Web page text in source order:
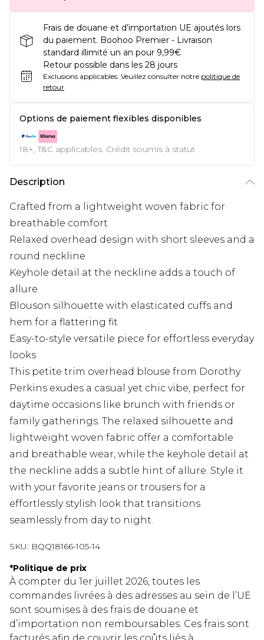
Frais de douane et d’importation UE ajoutés lors
du paiement. Boohoo Premier - Livraison
standard illimité un an pour 9,99€
Retour possible dans les 28 jours
Exclusions applicables. Veuillez consulter notre politique de
retour
Options de paiement flexibles disponibles
18+, T&C applicables. Crédit soumis à statut
Description
Crafted from a lightweight woven fabric for
breathable comfort
Relaxed overhead design with short sleeves and a
round neckline
Keyhole detail at the neckline adds a touch of
allure
Blouson silhouette with elasticated cuffs and
hem for a flattering fit
Easy-to-style versatile piece for effortless everyday
looks
This petite trim overhead blouse from Dorothy
Perkins exudes a casual yet chic vibe, perfect for
daytime occasions like brunch with friends or
family gatherings. The relaxed silhouette and
lightweight woven fabric offer a comfortable
and breathable wear, while the keyhole detail at
the neckline adds a subtle hint of allure. Style it
with your favorite jeans or trousers for a
effortlessly stylish look that transitions
seamlessly from day to night.
SKU: BQQ18166-105-14
*Politique de prix
À compter du 1er juillet 2026, toutes les
commandes livrées à des adresses au sein de l’UE
sont soumises à des frais de douane et
d’importation non remboursables. Ces frais sont